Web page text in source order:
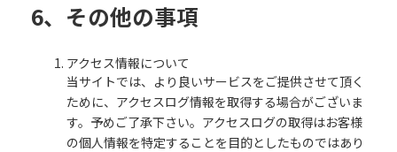
6、その他の事項
アクセス情報について
当サイトでは、より良いサービスをご提供させて頂く
ために、アクセスログ情報を取得する場合がございま
す。予めご了承下さい。アクセスログの取得はお客様
の個人情報を特定することを目的としたものではあり